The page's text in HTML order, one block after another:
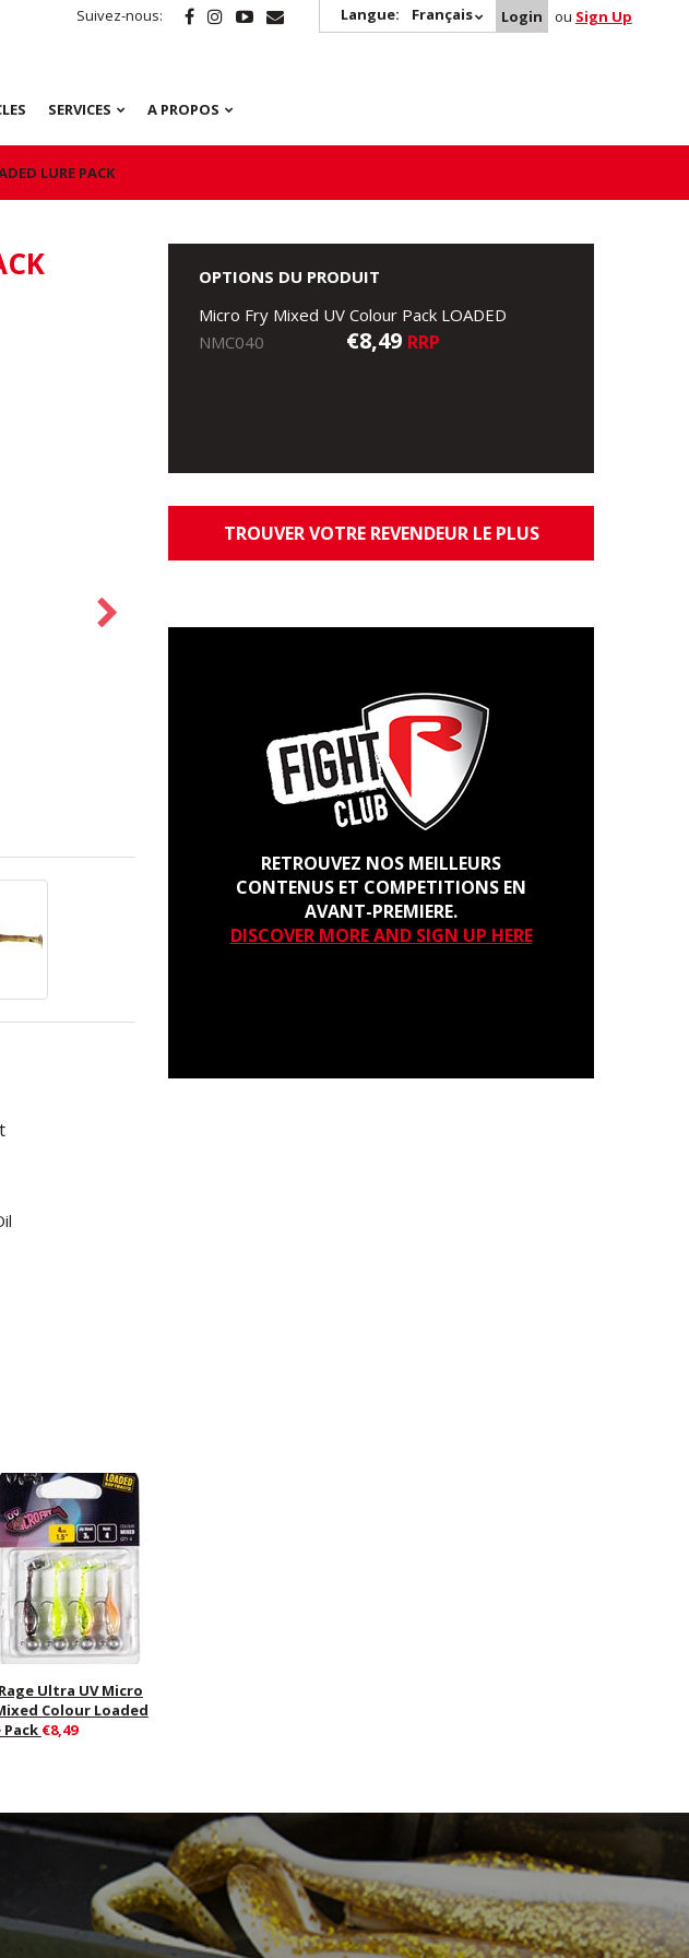
Suivez-nous: Langue: Français Login ou Sign Up
SERVICES A PROPOS
LURE PACK
OPTIONS DU PRODUIT
Micro Fry Mixed UV Colour Pack LOADED
NMC040
€8,49 RRP
TROUVER VOTRE REVENDEUR LE PLUS
RETROUVEZ NOS MEILLEURS
CONTENUS ET COMPETITIONS EN
AVANT-PREMIERE.
DISCOVER MORE AND SIGN UP HERE
Ultra UV Micro
Colour Loaded
Pack €8,49